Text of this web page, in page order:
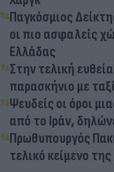
Παγκόσμιος
οι πιο ασφαλείς
Ελλάδας
Στην τελική
παρασκήνιο με
Ψευδείς οι όροι
από το Ιράν,
Πρωθυπουργός
τελικό κείμενο